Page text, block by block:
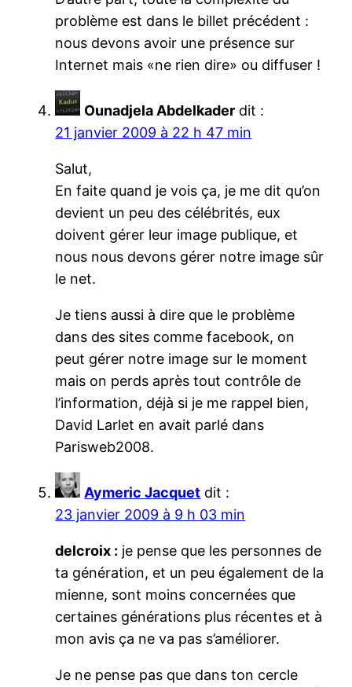
problème est dans le billet précédent :
nous devons avoir une présence sur
Internet mais «ne rien dire» ou diffuser !
Ounadjela Abdelkader dit :
21 janvier 2009 à 22 h 47 min
Salut,
En faite quand je vois ça, je me dit qu’on
devient un peu des célébrités, eux
doivent gérer leur image publique, et
nous nous devons gérer notre image sûr
le net.
Je tiens aussi à dire que le problème
dans des sites comme facebook, on
peut gérer notre image sur le moment
mais on perds après tout contrôle de
l’information, déjà si je me rappel bien,
David Larlet en avait parlé dans
Parisweb2008.
Aymeric Jacquet dit :
23 janvier 2009 à 9 h 03 min
delcroix : je pense que les personnes de
ta génération, et un peu également de la
mienne, sont moins concernées que
certaines générations plus récentes et à
mon avis ça ne va pas s’améliorer.
Je ne pense pas que dans ton cercle